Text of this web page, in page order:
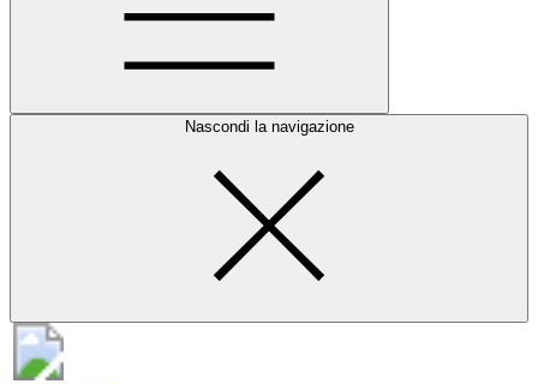
Nascondi la navigazione